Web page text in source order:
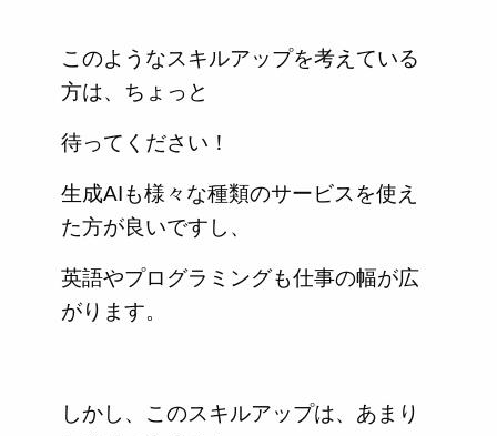
このようなスキルアップを考えている
方は、ちょっと
待ってください！
生成AIも様々な種類のサービスを使え
た方が良いですし、
英語やプログラミングも仕事の幅が広
がります。
しかし、このスキルアップは、あまり